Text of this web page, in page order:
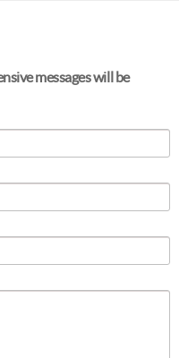
messages will be